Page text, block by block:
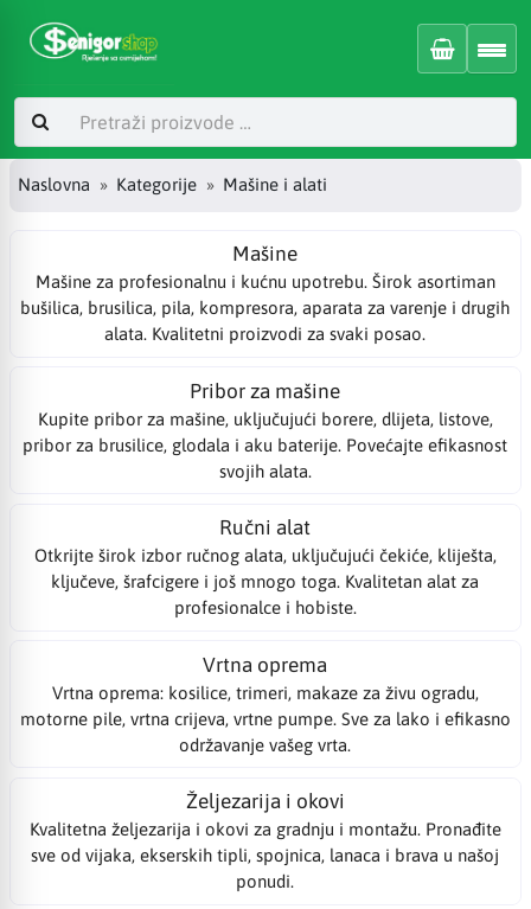
Naslovna Kategorije Mašine i alati
Mašine
Mašine za profesionalnu i kućnu upotrebu. Širok asortiman
bušilica, brusilica, pila, kompresora, aparata za varenje i drugih
alata. Kvalitetni proizvodi za svaki posao.
Pribor za mašine
Kupite pribor za mašine, uključujući borere, dlijeta, listove,
pribor za brusilice, glodala i aku baterije. Povećajte efikasnost
svojih alata.
Ručni alat
Otkrijte širok izbor ručnog alata, uključujući čekiće, kliješta,
ključeve, šrafcigere i još mnogo toga. Kvalitetan alat za
profesionalce i hobiste.
Vrtna oprema
Vrtna oprema: kosilice, trimeri, makaze za živu ogradu,
motorne pile, vrtna crijeva, vrtne pumpe. Sve za lako i efikasno
održavanje vašeg vrta.
Željezarija i okovi
Kvalitetna željezarija i okovi za gradnju i montažu. Pronađite
sve od vijaka, ekserskih tipli, spojnica, lanaca i brava u našoj
ponudi.